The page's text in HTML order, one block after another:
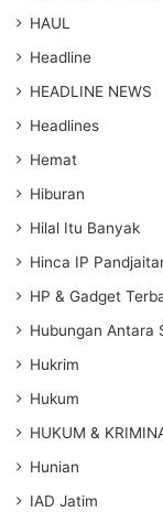
HAUL
Headline
HEADLINE NEWS
Headlines
Hemat
Hiburan
Hilal Itu Banyak
Hinca IP
HP & Gadget
Hubungan Antara
Hukrim
Hukum
HUKUM &
Hunian
IAD Jatim